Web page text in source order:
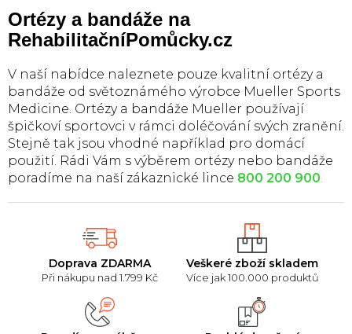
Ortézy a bandáže na
RehabilitačníPomůcky.cz
V naší nabídce naleznete pouze kvalitní ortézy a
bandáže od světoznámého výrobce Mueller Sports
Medicine. Ortézy a bandáže Mueller používají
špičkoví sportovci v rámci doléčování svých zranění.
Stejně tak jsou vhodné například pro domácí
použití. Rádi Vám s výběrem ortézy nebo bandáže
poradíme na naší zákaznické lince 800 200 900.
Doprava ZDARMA
Při nákupu nad 1.799 Kč
Veškeré zboží skladem
Více jak 100.000 produktů